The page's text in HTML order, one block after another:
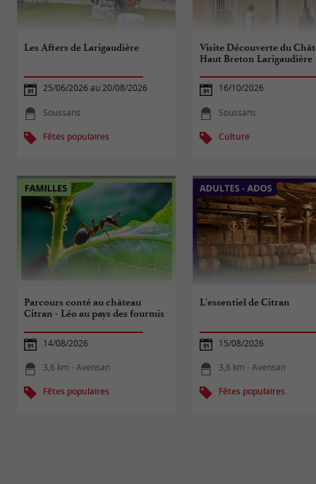
Les Afters de Larigaudière
25/06/2026 au 20/08/2026
Soussans
Fêtes populaires
Visite Découverte du
Haut Breton Larigaudière
16/10/2026
Soussans
Culture
Parcours conté au château
Citran - Léo au pays des fourmis
14/08/2026
3,6 km - Avensan
Fêtes populaires
L'essentiel de Citran
15/08/2026
3,6 km - Avensan
Fêtes populaires